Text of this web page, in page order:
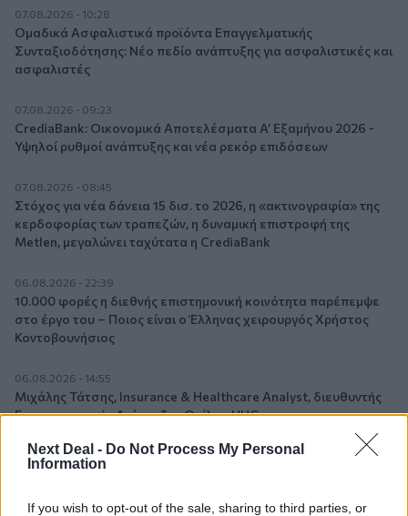
Next Deal - Do Not Process My Personal
Information
If you wish to opt-out of the sale, sharing to third parties, or
07.08.2026 - 10:28
Ομαδικά Ασφαλιστικά προϊόντα Επαγγελματικής
Συνταξιοδότησης: Νέο πεδίο ανάπτυξης για ασφαλιστικές και
ασφαλιστές
07.08.2026 - 09:23
CrediaBank: Οικονομικά Αποτελέσματα A’ Εξαμήνου 2026 -
Υψηλοί ρυθμοί ανάπτυξης και νέα ρεκόρ επιδόσεων
07.08.2026 - 08:45
Στόχος για νέα δάνεια 15 δισ. το 2026, η «ακτινογραφία» της
κερδοφορίας των τραπεζών, η δυναμική επιστροφή της
Metlen, μεγαλώνει ταχύτατα η CrediaBank
06.08.2026 - 22:39
10.000 φορές η διεθνής επιστημονική κοινότητα παρέπεμψε
στο έργο του – Ποιος είναι ο Έλληνας χειρουργός Χρήστος
Κοντοβουνήσιος
06.08.2026 - 14:55
Μιχάλης Τάτσης, Insurance & Healthcare Analyst, διευθυντής
Επιχειρηματικής Ανάπτυξης Ομίλου HHG
06.08.2026 - 13:30
Όταν η επόμενη μέρα είναι στάχτη, τι θα πει ο Ασφαλιστικός